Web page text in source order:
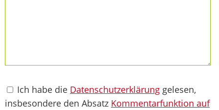
Ich habe die Datenschutzerklärung gelesen,
insbesondere den Absatz Kommentarfunktion auf